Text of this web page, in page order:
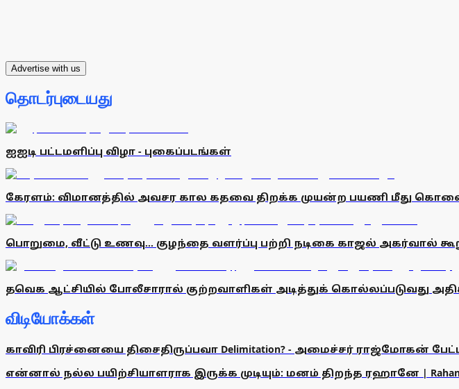
Advertise with us
தொடர்புடையது
ஐஐடி பட்டமளிப்பு விழா - புகைப்படங்கள்
கேரளம்: விமானத்தில் அவசர கால கதவை திறக்க முயன்ற பயணி மீது
பொறுமை, வீட்டு உணவு... குழந்தை வளர்ப்பு பற்றி நடிகை காஜல் அகர்வால்
தவெக ஆட்சியில் போலீசாரால் குற்றவாளிகள் அடித்துக் கொல்லப்படுவது
விடியோக்கள்
காவிரி பிரச்னையை திசைதிருப்பவா Delimitation? - அமைச்சர் ராஜ்மோகன்
என்னால் நல்ல பயிற்சியாளராக இருக்க முடியும்: மனம் திறந்த ரஹானே |